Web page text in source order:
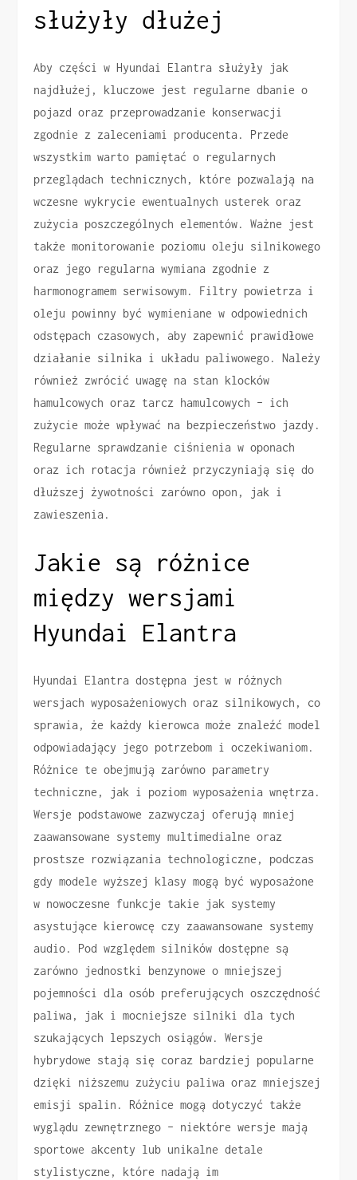
służyły dłużej
Aby części w Hyundai Elantra służyły jak
najdłużej, kluczowe jest regularne dbanie o
pojazd oraz przeprowadzanie konserwacji
zgodnie z zaleceniami producenta. Przede
wszystkim warto pamiętać o regularnych
przeglądach technicznych, które pozwalają na
wczesne wykrycie ewentualnych usterek oraz
zużycia poszczególnych elementów. Ważne jest
także monitorowanie poziomu oleju silnikowego
oraz jego regularna wymiana zgodnie z
harmonogramem serwisowym. Filtry powietrza i
oleju powinny być wymieniane w odpowiednich
odstępach czasowych, aby zapewnić prawidłowe
działanie silnika i układu paliwowego. Należy
również zwrócić uwagę na stan klocków
hamulcowych oraz tarcz hamulcowych – ich
zużycie może wpływać na bezpieczeństwo jazdy.
Regularne sprawdzanie ciśnienia w oponach
oraz ich rotacja również przyczyniają się do
dłuższej żywotności zarówno opon, jak i
zawieszenia.
Jakie są różnice
między wersjami
Hyundai Elantra
Hyundai Elantra dostępna jest w różnych
wersjach wyposażeniowych oraz silnikowych, co
sprawia, że każdy kierowca może znaleźć model
odpowiadający jego potrzebom i oczekiwaniom.
Różnice te obejmują zarówno parametry
techniczne, jak i poziom wyposażenia wnętrza.
Wersje podstawowe zazwyczaj oferują mniej
zaawansowane systemy multimedialne oraz
prostsze rozwiązania technologiczne, podczas
gdy modele wyższej klasy mogą być wyposażone
w nowoczesne funkcje takie jak systemy
asystujące kierowcę czy zaawansowane systemy
audio. Pod względem silników dostępne są
zarówno jednostki benzynowe o mniejszej
pojemności dla osób preferujących oszczędność
paliwa, jak i mocniejsze silniki dla tych
szukających lepszych osiągów. Wersje
hybrydowe stają się coraz bardziej popularne
dzięki niższemu zużyciu paliwa oraz mniejszej
emisji spalin. Różnice mogą dotyczyć także
wyglądu zewnętrznego – niektóre wersje mają
sportowe akcenty lub unikalne detale
stylistyczne, które nadają im